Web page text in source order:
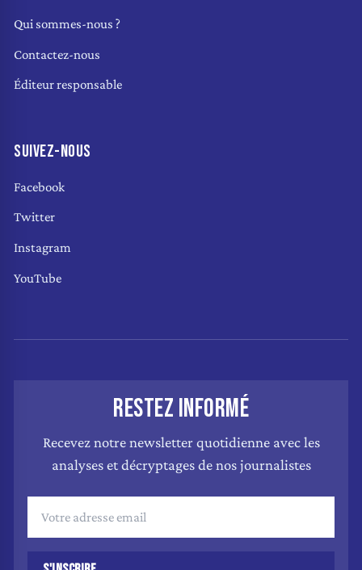
Qui sommes-nous ?
Contactez-nous
Éditeur responsable
SUIVEZ-NOUS
Facebook
Twitter
Instagram
YouTube
RESTEZ INFORMÉ
Recevez notre newsletter quotidienne avec les
analyses et décryptages de nos journalistes